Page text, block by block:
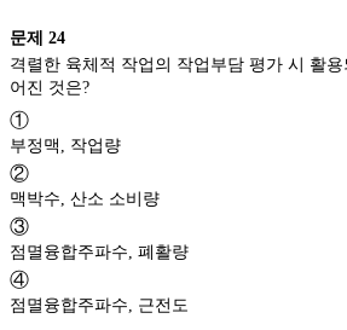
P(B_4)}
문제 24
격렬한 육체적 작업의 작업부담 평가 시 활
어진 것은?
①
부정맥, 작업량
②
맥박수, 산소 소비량
③
점멸융합주파수, 폐활량
④
점멸융합주파수, 근전도